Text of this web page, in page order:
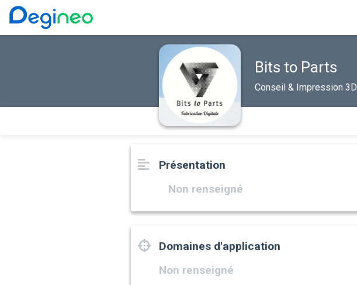
Bits to Parts
Conseil & Impression 3D
Présentation
Non renseigné
Domaines d'application
Non renseigné